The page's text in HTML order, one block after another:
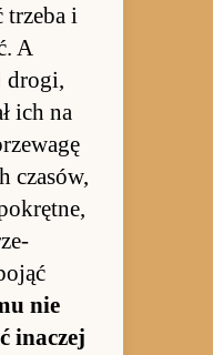
trzeba i
A
dro­gi,
ich na
cza­sów,
nie
ina­czej